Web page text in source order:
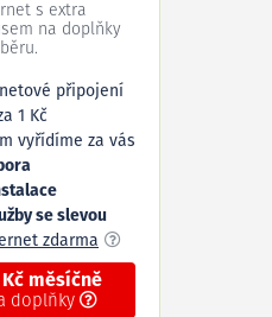
s extra
na doplňky
připojení
1 Kč
vyřídíme za vás
se slevou
zdarma
Kč měsíčně
doplňky